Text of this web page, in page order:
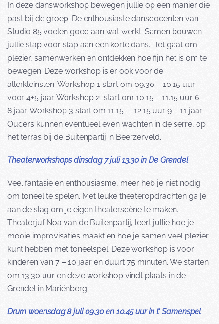
In deze dansworkshop bewegen jullie op een manier die
past bij de groep. De enthousiaste dansdocenten van
Studio 85 voelen goed aan wat werkt. Samen bouwen
jullie stap voor stap aan een korte dans. Het gaat om
plezier, samenwerken en ontdekken hoe fijn het is om te
bewegen. Deze workshop is er ook voor de
allerkleinsten. Workshop 1 start om 09.30 – 10.15 uur
voor 4+5 jaar. Workshop 2 start om 10.15 – 11.15 uur 6 –
8 jaar. Workshop 3 start om 11.15 – 12.15 uur 9 – 11 jaar.
Ouders kunnen eventueel even wachten in de serre, op
het terras bij de Buitenpartij in Beerzerveld.
Theaterworkshops dinsdag 7 juli 13.30 in De Grendel
Veel fantasie en enthousiasme, meer heb je niet nodig
om toneel te spelen. Met leuke theateropdrachten ga je
aan de slag om je eigen theaterscène te maken.
Theaterjuf Noa van de Buitenpartij, leert jullie hoe je
mooie improvisaties maakt en hoe je samen veel plezier
kunt hebben met toneelspel. Deze workshop is voor
kinderen van 7 – 10 jaar en duurt 75 minuten. We starten
om 13.30 uur en deze workshop vindt plaats in de
Grendel in Mariënberg.
Drum woensdag 8 juli 09.30 en 10.45 uur in t’ Samenspel